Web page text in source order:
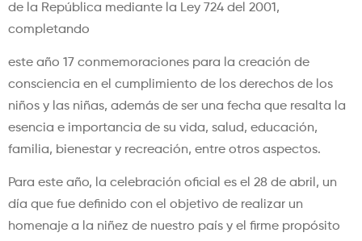
de la República mediante la Ley 724 del 2001,
completando
este año 17 conmemoraciones para la creación de
consciencia en el cumplimiento de los derechos de los
niños y las niñas, además de ser una fecha que resalta la
esencia e importancia de su vida, salud, educación,
familia, bienestar y recreación, entre otros aspectos.
Para este año, la celebración oficial es el 28 de abril, un
día que fue definido con el objetivo de realizar un
homenaje a la niñez de nuestro país y el firme propósito